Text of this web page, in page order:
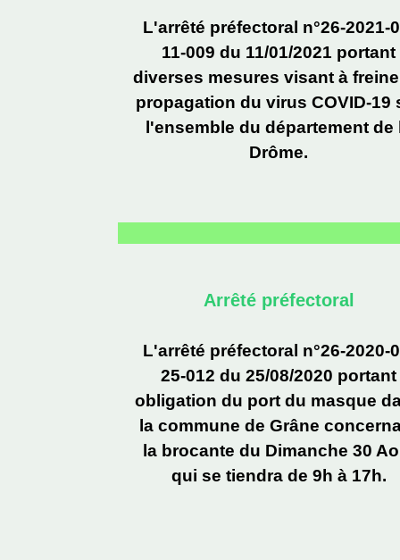
L'arrêté préfectoral n°26-2021-
11-009 du 11/01/2021 portant
diverses mesures visant à
propagation du virus COVID-19
l'ensemble du département de
Drôme.
Arrêté préfectoral
L'arrêté préfectoral n°26-2020-
25-012 du 25/08/2020 portant
obligation du port du masque
la commune de Grâne
la brocante du Dimanche 30
qui se tiendra de 9h à 17h.